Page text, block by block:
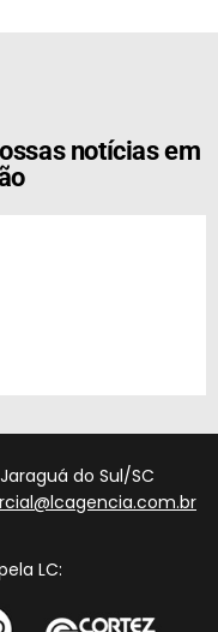
notícias em
do Sul/SC
LC: